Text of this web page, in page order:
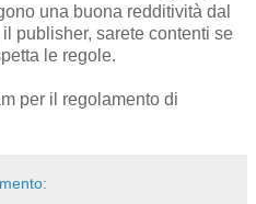
una buona redditività dal
publisher, sarete contenti se
le regole.
per il regolamento di